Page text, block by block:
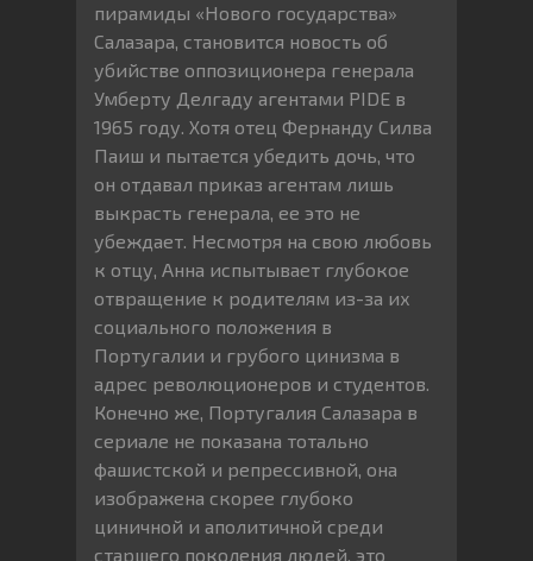
пирамиды «Нового государства»
Салазара, становится новость об
убийстве оппозиционера генерала
Умберту Делгаду агентами PIDE в
1965 году. Хотя отец Фернанду Силва
Паиш и пытается убедить дочь, что
он отдавал приказ агентам лишь
выкрасть генерала, ее это не
убеждает. Несмотря на свою любовь
к отцу, Анна испытывает глубокое
отвращение к родителям из-за их
социального положения в
Португалии и грубого цинизма в
адрес революционеров и студентов.
Конечно же, Португалия Салазара в
сериале не показана тотально
фашистской и репрессивной, она
изображена скорее глубоко
циничной и аполитичной среди
старшего поколения людей, это